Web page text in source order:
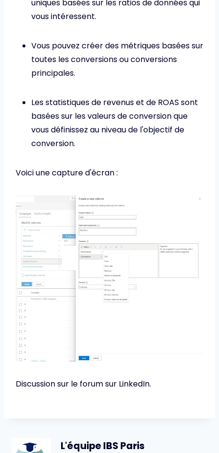
uniques basées sur les ratios de données qui
vous intéressent.
Vous pouvez créer des métriques basées sur
toutes les conversions ou conversions
principales.
Les statistiques de revenus et de ROAS sont
basées sur les valeurs de conversion que
vous définissez au niveau de l'objectif de
conversion.
Voici une capture d'écran :
Discussion sur le forum sur LinkedIn.
L'équipe IBS Paris